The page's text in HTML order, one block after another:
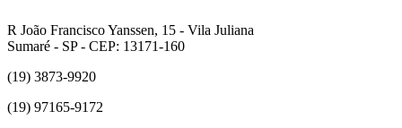
R João Francisco Yanssen, 15 - Vila Juliana
Sumaré - SP - CEP: 13171-160
(19) 3873-9920
(19) 97165-9172